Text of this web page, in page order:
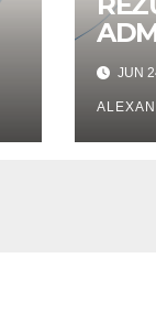
V-A
JUN